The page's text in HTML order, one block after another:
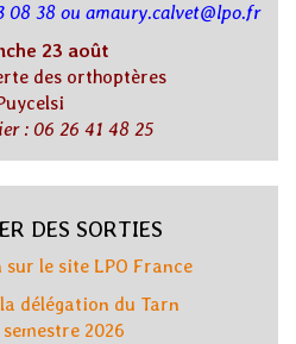
08 38 ou amaury.calvet@lpo.fr
23 août
des orthoptères
: 06 26 41 48 25
DES SORTIES
sur le site LPO France
délégation du Tarn
semestre 2026